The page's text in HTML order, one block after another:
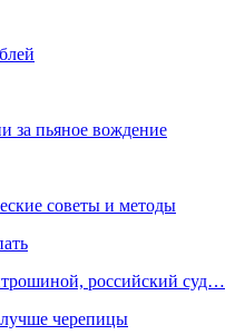
за пьяное вождение
советы и методы
российский суд…
черепицы